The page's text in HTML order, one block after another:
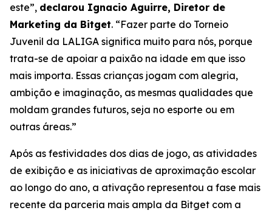
este”, declarou Ignacio Aguirre, Diretor de
Marketing da Bitget. “Fazer parte do Torneio
Juvenil da LALIGA significa muito para nós, porque
trata-se de apoiar a paixão na idade em que isso
mais importa. Essas crianças jogam com alegria,
ambição e imaginação, as mesmas qualidades que
moldam grandes futuros, seja no esporte ou em
outras áreas.”
Após as festividades dos dias de jogo, as atividades
de exibição e as iniciativas de aproximação escolar
ao longo do ano, a ativação representou a fase mais
recente da parceria mais ampla da Bitget com a